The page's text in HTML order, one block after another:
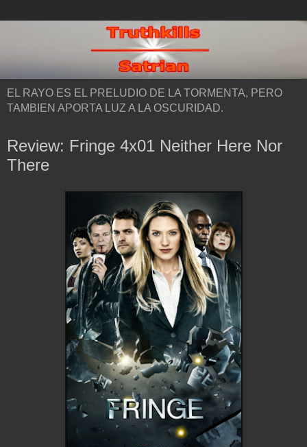
EL RAYO ES EL PRELUDIO DE LA TORMENTA, PERO
TAMBIEN APORTA LUZ A LA OSCURIDAD.
Review: Fringe 4x01 Neither Here Nor
There